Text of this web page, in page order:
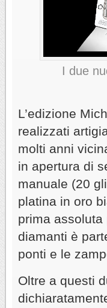
I due
L’edizione
realizzati
molti anni
in apertura di
manuale (20
platina in oro
prima
diamanti è
ponti e le
Oltre a questi